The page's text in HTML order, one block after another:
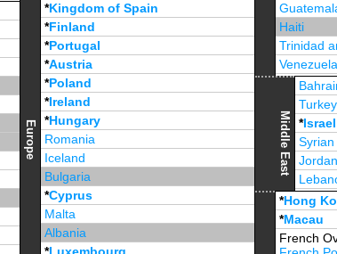
Europe
*Kingdom of Spain
*Finland
*Portugal
*Austria
*Poland
*Ireland
*Hungary
Romania
Iceland
Bulgaria
*Cyprus
Malta
Albania
Haiti
Trinidad
Jamaica
Middle East
Turkey
*Israel
*
*Hong
*Macau
French